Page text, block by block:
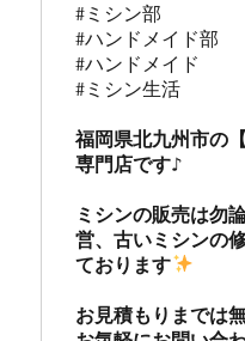
#ミシン部
#ハンドメイド部
#ハンドメイド
#ミシン生活
福岡県北九州市の
専門店です♪
ミシンの販売は勿
営、古いミシンの
ております
お見積もりまでは